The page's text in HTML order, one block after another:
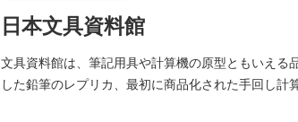
日本文具資料館
文具資料館は、筆記用具や計算機の原型ともいえる
した鉛筆のレプリカ、最初に商品化された手回し計